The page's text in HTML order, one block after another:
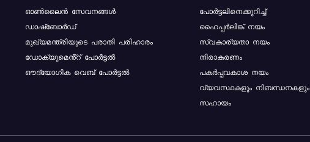
ഓൺലൈൻ സേവനങ്ങൾ
ഡാഷ്ബോർഡ്
മുഖ്യമന്ത്രിയുടെ പരാതി പരിഹാരം
ഡോക്യുമെൻ്റ് പോർട്ടൽ
ഔദ്യോഗിക വെബ് പോർട്ടൽ
പോര്‍ട്ടലിനെക്കുറിച്ച്
ഹൈപ്പർലിങ്ക് നയം
സ്വകാര്യതാ നയം
നിരാകരണം
പകർപ്പവകാശ നയം
വ്യവസ്ഥകളും നിബന്ധനകളും
സഹായം